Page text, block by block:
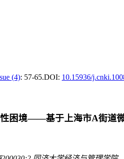
(4): 57-65.DOI: 10.15936/
困境——基于上海市A街道